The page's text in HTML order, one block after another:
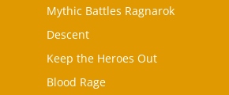
Mythic Battles Ragnarok
Descent
Keep the Heroes Out
Blood Rage